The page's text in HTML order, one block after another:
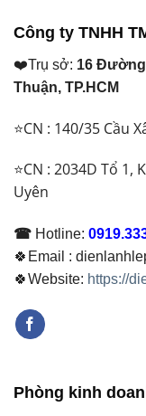
Công ty TNHH
❤️Trụ sở: 16
Thuận, TP.HCM
⭐CN : 140/35 Cầu
⭐CN : 2034D Tổ 1,
Uyên
☎ Hotline:
🍀Email :
🍀Website: https://
Phòng kinh